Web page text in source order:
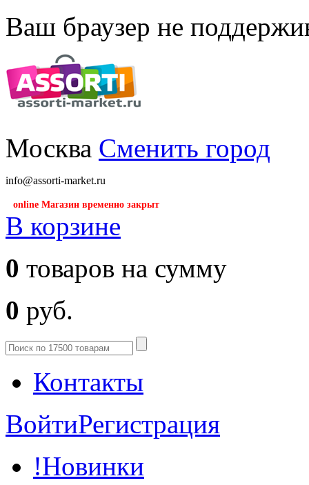
Ваш браузер не
Москва Сменить город
info@assorti-market.ru
online Магазин временно закрыт
В корзине
0 товаров на сумму
0 руб.
Контакты
ВойтиРегистрация
!Новинки